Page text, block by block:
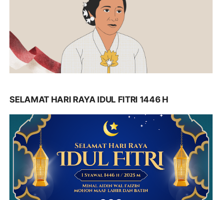
SELAMAT HARI RAYA IDUL FITRI 1446 H